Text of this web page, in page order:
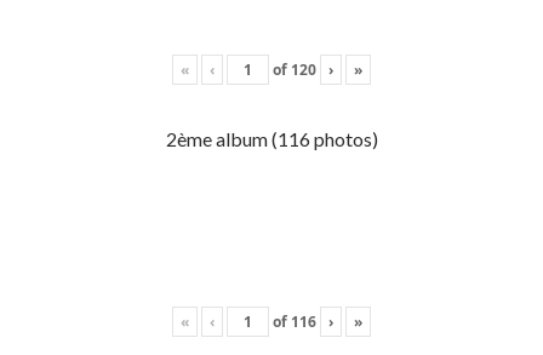
« ‹ of 120 › »
2ème album (116 photos)
« ‹ of 116 › »